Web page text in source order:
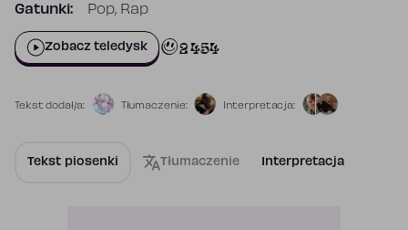
Gatunki: Pop, Rap
Zobacz teledysk 2 454
Tekst dodał/a: Tłumaczenie: Interpretacja:
Tekst piosenki Tłumaczenie Interpretacja